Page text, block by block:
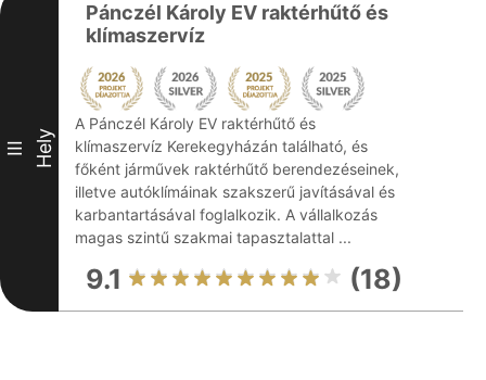
III Hely
Pánczél Károly EV raktérhűtő és
klímaszervíz
A Pánczél Károly EV raktérhűtő és
klímaszervíz Kerekegyházán található, és
főként járművek raktérhűtő berendezéseinek,
illetve autóklímáinak szakszerű javításával és
karbantartásával foglalkozik. A vállalkozás
magas szintű szakmai tapasztalattal ...
9.1 (18)